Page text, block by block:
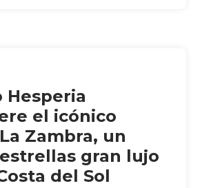
Hesperia
el icónico
Zambra, un
gran lujo
del Sol